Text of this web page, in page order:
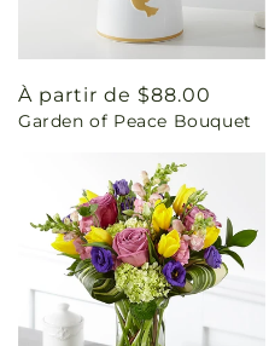
Prix
habituel
À partir de $88.00
Garden of Peace Bouquet